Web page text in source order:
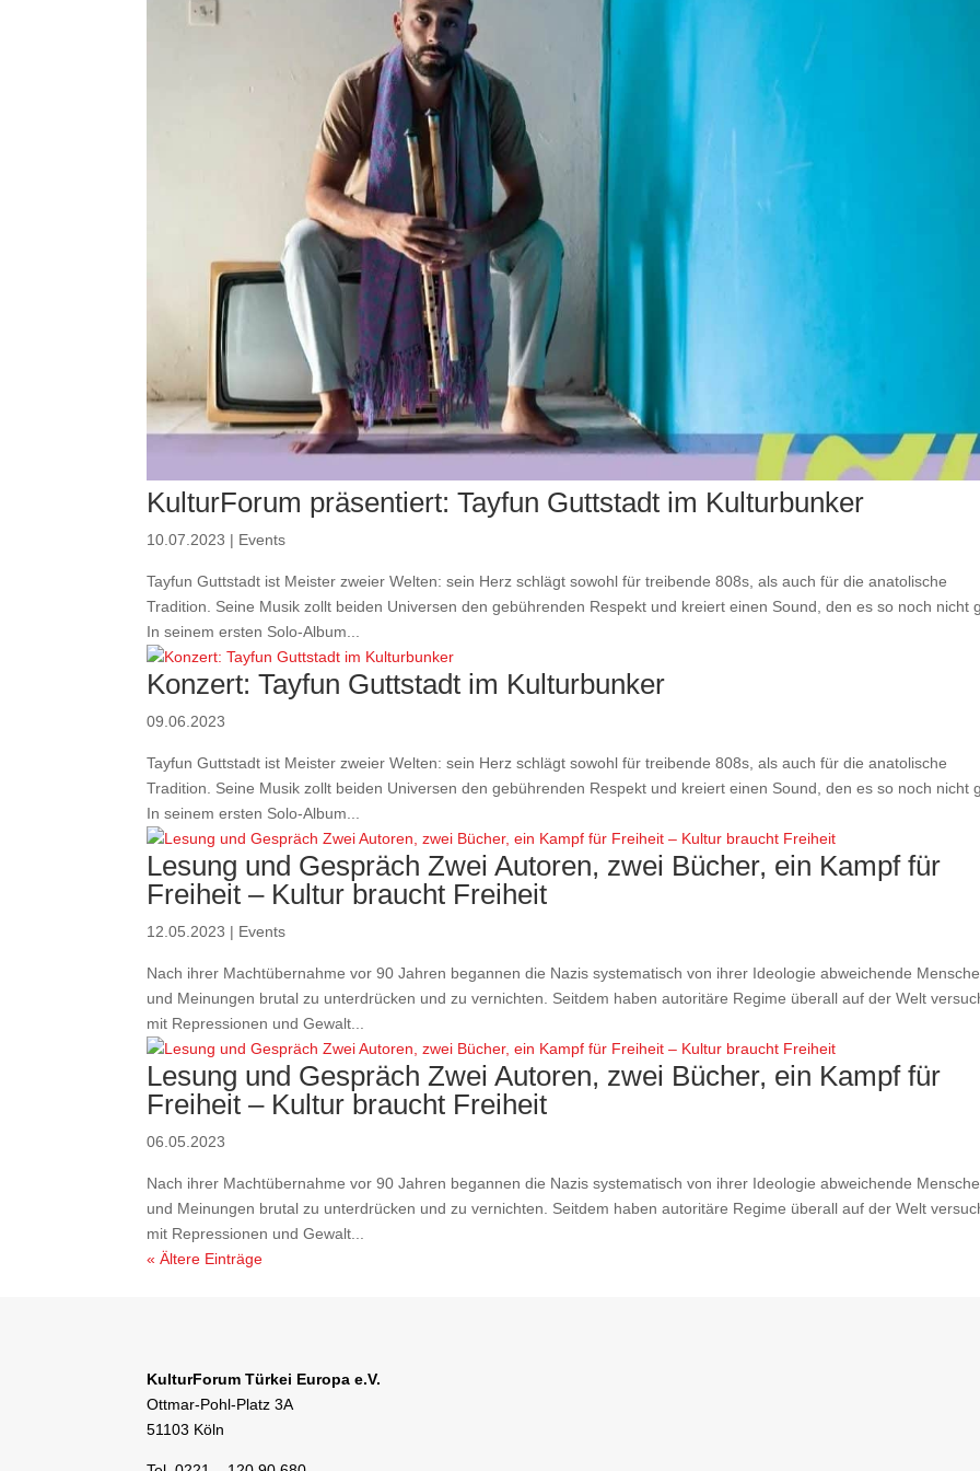
KulturForum präsentiert: Tayfun Guttstadt im Kulturbunker
10.07.2023 | Events
Tayfun Guttstadt ist Meister zweier Welten: sein Herz schlägt sowohl für treibende 808s, als auch für die anatolische
Tradition. Seine Musik zollt beiden Universen den gebührenden Respekt und kreiert einen Sound, den es so noch nicht
In seinem ersten Solo-Album...
Konzert: Tayfun Guttstadt im Kulturbunker
09.06.2023
Tayfun Guttstadt ist Meister zweier Welten: sein Herz schlägt sowohl für treibende 808s, als auch für die anatolische
Tradition. Seine Musik zollt beiden Universen den gebührenden Respekt und kreiert einen Sound, den es so noch nicht
In seinem ersten Solo-Album...
Lesung und Gespräch Zwei Autoren, zwei Bücher, ein Kampf für
Freiheit – Kultur braucht Freiheit
12.05.2023 | Events
Nach ihrer Machtübernahme vor 90 Jahren begannen die Nazis systematisch von ihrer Ideologie abweichende
und Meinungen brutal zu unterdrücken und zu vernichten. Seitdem haben autoritäre Regime überall auf der Welt
mit Repressionen und Gewalt...
Lesung und Gespräch Zwei Autoren, zwei Bücher, ein Kampf für
Freiheit – Kultur braucht Freiheit
06.05.2023
Nach ihrer Machtübernahme vor 90 Jahren begannen die Nazis systematisch von ihrer Ideologie abweichende
und Meinungen brutal zu unterdrücken und zu vernichten. Seitdem haben autoritäre Regime überall auf der Welt
mit Repressionen und Gewalt...
« Ältere Einträge
KulturForum Türkei Europa e.V.
Ottmar-Pohl-Platz 3A
51103 Köln